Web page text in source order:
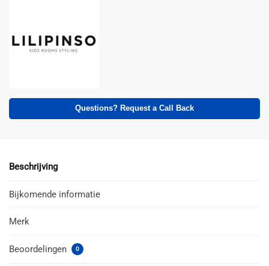
Questions? Request a Call Back
Beschrijving
Bijkomende informatie
Merk
Beoordelingen 0